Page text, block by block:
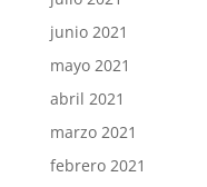
junio 2021
mayo 2021
abril 2021
marzo 2021
febrero 2021